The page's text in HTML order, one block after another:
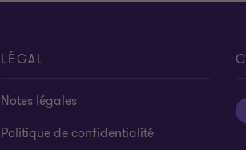
LÉGAL
Notes légales
Politique de confidentialité